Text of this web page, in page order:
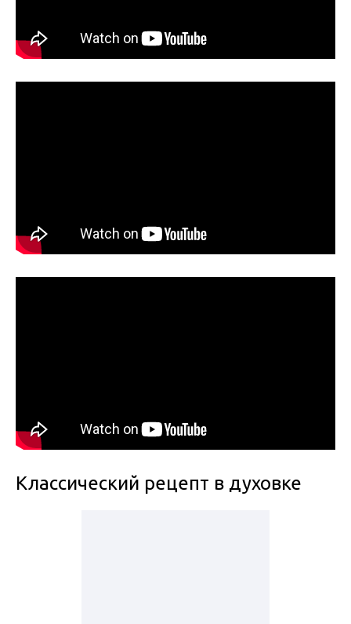
Классический рецепт в духовке